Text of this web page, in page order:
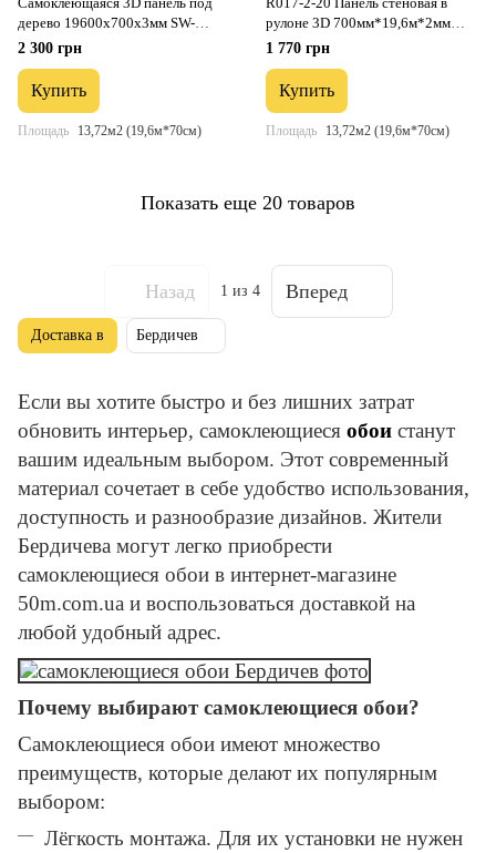
дерево 19600х700х3мм SW-
00002223
2 300 грн
Купить
Площадь 13,72м2 (19,6м*70см)
рулоне 3D 700мм*19,6м*2мм
серебро (D) SW-00002278
1 770 грн
Купить
Площадь 13,72м2 (19,6м*70см)
Показать еще 20 товаров
Назад 1 из 4 Вперед
Если вы хотите быстро и без лишних затрат
обновить интерьер, самоклеющиеся обои станут
вашим идеальным выбором. Этот современный
материал сочетает в себе удобство использования,
доступность и разнообразие дизайнов. Жители
Бердичева могут легко приобрести
самоклеющиеся обои в интернет-магазине
50m.com.ua и воспользоваться доставкой на
любой удобный адрес.
Почему выбирают самоклеющиеся обои?
Самоклеющиеся обои имеют множество
преимуществ, которые делают их популярным
выбором:
Лёгкость монтажа. Для их установки не нужен
Доставка в Бердичев